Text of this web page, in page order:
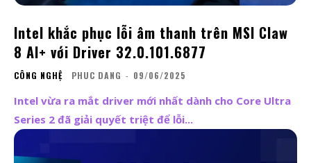
Intel khắc phục lỗi âm thanh trên MSI Claw
8 AI+ với Driver 32.0.101.6877
CÔNG NGHỆ PHUC DANG - 09/06/2025
Intel vừa ra mắt driver mới nhất dành cho Core Ultra
Series 2 đã giải quyết triệt để lỗi...